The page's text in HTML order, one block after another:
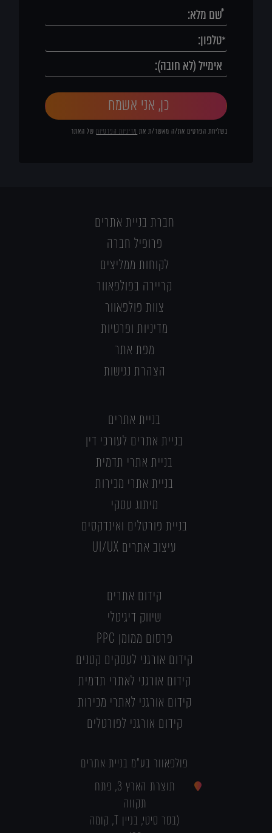
כן, אני אשמח
בשליחת הפרטים את/ה מאשר/ת את מדיניות הפרטיותשל האתר
חברת בניית אתרים
פרופיל חברה
לקוחות ממליצים
קריירה בפולפאוור
צוות פולפאוור
מדיניות ופרטיות
מפת אתר
הצהרת נגישות
בניית אתרים
בניית אתרים לעורכי דין
בניית אתרי תדמית
בניית אתרי מכירות
מיתוג עסקי
בניית פורטלים ואינדקסים
עיצוב אתרים UI/UX
קידום אתרים
שיווק דיגיטלי
פרסום ממומן PPC
קידום אורגני לעסקים קטנים
קידום אורגני לאתרי תדמית
קידום אורגני לאתרי מכירות
קידום אורגני לפורטלים
פולפאוור בע"מ בניית אתרים
תוצרת הארץ 3, פתח
תקווה
(בסר סיטי, בניין T, קומה